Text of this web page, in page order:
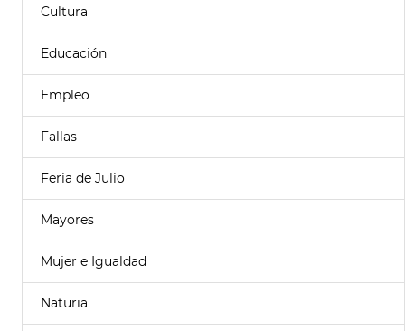
Cultura
Educación
Empleo
Fallas
Feria de Julio
Mayores
Mujer e Igualdad
Naturia